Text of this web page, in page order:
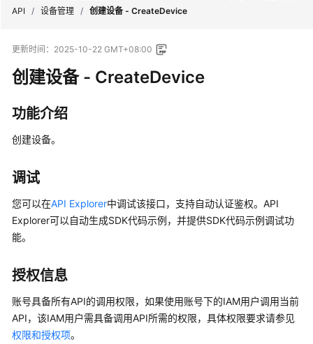
新
动
态
产
品
介
费
说
快
入
门
API / 设备管理 / 创建设备 - CreateDevice
更新时间： 2025-10-22 GMT+08:00
创建设备 - CreateDevice
功能介绍
创建设备。
调试
您可以在API Explorer中调试该接口，支持自动认证鉴权。API
Explorer可以自动生成SDK代码示例，并提供SDK代码示例调试功
能。
授权信息
账号具备所有API的调用权限，如果使用账号下的IAM用户调用当前
API，该IAM用户需具备调用API所需的权限，具体权限要求请参见
权限和授权项。